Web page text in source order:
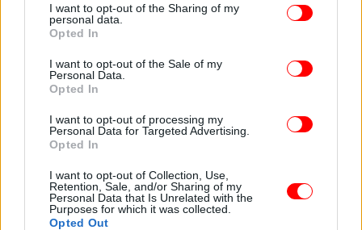
not limited to your visit or usage behaviour. You may click to
grant or deny consent to Google and its third-party tags to
use your data for below specified purposes in below Google
consent section.
I want to opt-out of the Sharing of my
personal data.
Opted In
I want to opt-out of the Sale of my
Personal Data.
Opted In
I want to opt-out of processing my
Personal Data for Targeted Advertising.
Opted In
I want to opt-out of Collection, Use,
Retention, Sale, and/or Sharing of my
Personal Data that Is Unrelated with the
Purposes for which it was collected.
Opted Out
Καιρός: Λίγες νεφώσεις παροδικά με τοπικές
βροχές και σποραδικές καταιγίδες κατά διαστήματα
ισχυρές στην Ήπειρο κυρίως το μεσημέρι –
απόγευμα πιθανώς στο βόρειο Ιόνιο μέχρι το
απόγευμα και πιθανώς και στις υπόλοιπες περιοχές
το μεσημέρι – απόγευμα.
Άνεμοι: Μεταβλητοί 3 με 4 μποφόρ.
Θερμοκρασία: Από 20 έως 33βαθμούς κελσίου.
Στην Ήπειρο 3 με 4 βαθμούς χαμηλότερη.
Θεσσαλία, Ανατολική Στερεά, Εύβοια